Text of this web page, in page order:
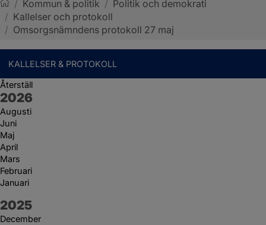
Sotenäs kommun
/ Kommun & politik / Politik och demokrati
/ Kallelser och protokoll
/ Omsorgsnämndens protokoll 27 maj
KALLELSER & PROTOKOLL
Återställ
År:
2026
Augusti
Juni
Maj
April
Mars
Februari
Januari
År:
2025
December